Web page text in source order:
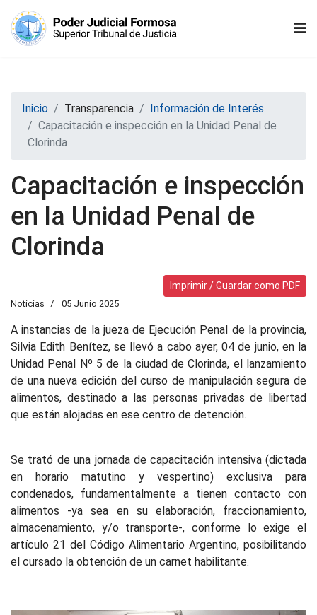
Inicio Transparencia
Información de Interés
Capacitación e inspección en la Unidad Penal de
Clorinda
Capacitación e inspección
en la Unidad Penal de
Clorinda
Imprimir / Guardar como PDF
Noticias 05 Junio 2025
A instancias de la jueza de Ejecución Penal de la provincia,
Silvia Edith Benítez, se llevó a cabo ayer, 04 de junio, en la
Unidad Penal Nº 5 de la ciudad de Clorinda, el lanzamiento
de una nueva edición del curso de manipulación segura de
alimentos, destinado a las personas privadas de libertad
que están alojadas en ese centro de detención.
Se trató de una jornada de capacitación intensiva (dictada
en horario matutino y vespertino) exclusiva para
condenados, fundamentalmente a tienen contacto con
alimentos -ya sea en su elaboración, fraccionamiento,
almacenamiento, y/o transporte-, conforme lo exige el
artículo 21 del Código Alimentario Argentino, posibilitando
el cursado la obtención de un carnet habilitante.